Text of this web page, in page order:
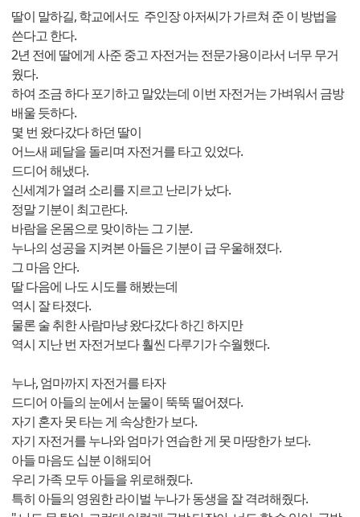
딸이 말하길, 학교에서도 주인장 아저씨가 가르쳐 준 이 방법을
쓴다고 한다.
2년 전에 딸에게 사준 중고 자전거는 전문가용이라서 너무 무거
웠다.
하여 조금 하다 포기하고 말았는데 이번 자전거는 가벼워서 금방
배울 듯하다.
몇 번 왔다갔다 하던 딸이
어느새 페달을 돌리며 자전거를 타고 있었다.
드디어 해냈다.
신세계가 열려 소리를 지르고 난리가 났다.
정말 기분이 최고란다.
바람을 온몸으로 맞이하는 그 기분.
누나의 성공을 지켜본 아들은 기분이 급 우울해졌다.
그 마음 안다.
딸 다음에 나도 시도를 해봤는데
역시 잘 타졌다.
물론 술 취한 사람마냥 왔다갔다 하긴 하지만
역시 지난 번 자전거보다 훨씬 다루기가 수월했다.
누나, 엄마까지 자전거를 타자
드디어 아들의 눈에서 눈물이 뚝뚝 떨어졌다.
자기 혼자 못 타는 게 속상한가 보다.
자기 자전거를 누나와 엄마가 연습한 게 못 마땅한가 보다.
아들 마음도 십분 이해되어
우리 가족 모두 아들을 위로해줬다.
특히 아들의 영원한 라이벌 누나가 동생을 잘 격려해줬다.